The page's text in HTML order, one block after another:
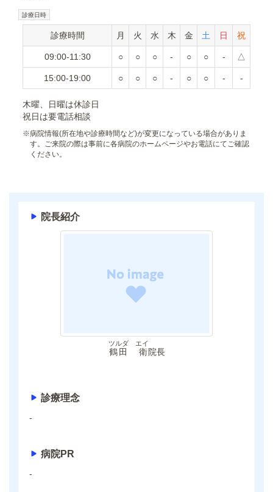
診療日時
診療時間 月 火 水 木 金 土 日 祝
09:00-11:30 ○ ○ ○ - ○ ○ - △
15:00-19:00 ○ ○ ○ - ○ ○ - -
木曜、日曜は休診日
祝日は要電話相談
※病院情報(所在地や診療時間など)が変更になっている場合がありま
す。ご来院の際は事前に各病院のホームページやお電話にてご確認
ください。
院長紹介
鶴田 衛
ツルダ エイ
院長
診療理念
-
病院PR
-